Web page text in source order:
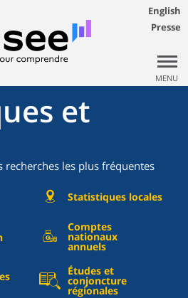
English
Presse
MENU
et
recherches les plus fréquentes
Statistiques locales
Comptes
nationaux
annuels
Études et
conjoncture
régionales